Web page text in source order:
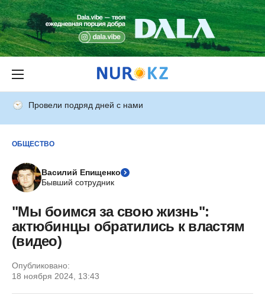
Провели подряд дней с нами
ОБЩЕСТВО
Василий Епищенко
Бывший сотрудник
"Мы боимся за свою жизнь":
актюбинцы обратились к властям
(видео)
Опубликовано:
18 ноября 2024, 13:43